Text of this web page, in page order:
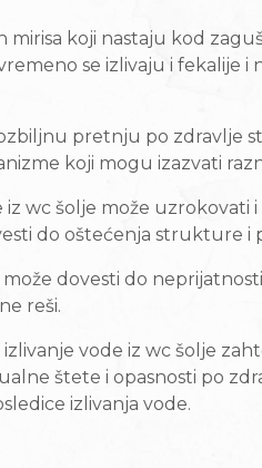
koji nastaju kod
se izlivaju i fekalije
pretnju po zdravlje
koji mogu izazvati
iz wc šolje može
do oštećenja strukture i
može dovesti do
reši.
vode iz wc šolje
štete i opasnosti po
izlivanja vode.